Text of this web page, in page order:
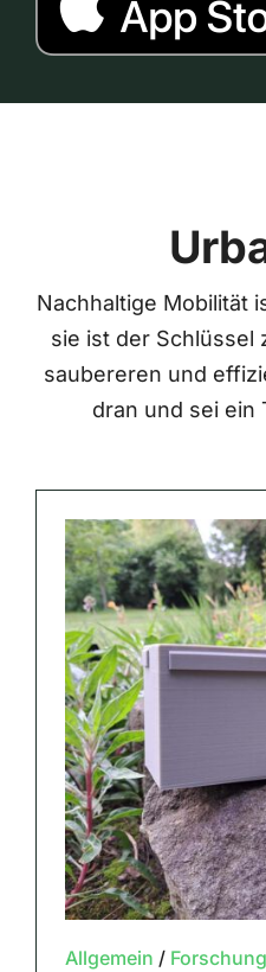
Nachhaltige Mobilität
sie ist der Schlüssel
saubereren und
dran und sei ein
Allgemein / Forschung